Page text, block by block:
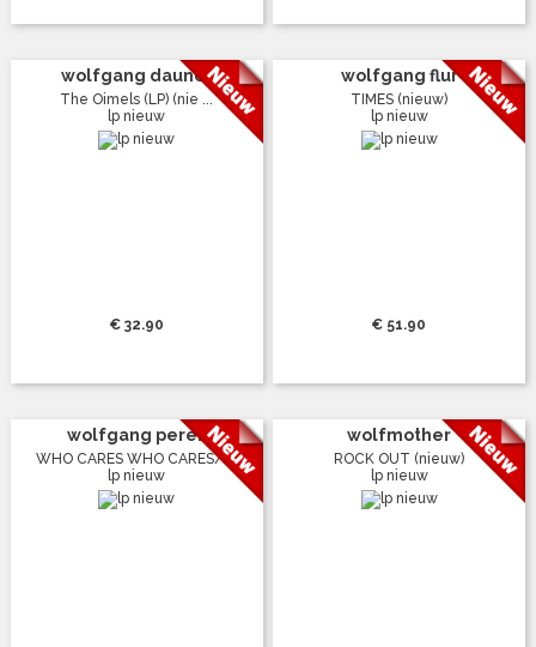
wolfgang dauner
The Oimels (LP) (nie ...
lp nieuw
€ 32.90
wolfgang flur
TIMES (nieuw)
lp nieuw
€ 51.90
wolfgang perez
WHO CARES WHO CARES/ ...
lp nieuw
wolfmother
ROCK OUT (nieuw)
lp nieuw